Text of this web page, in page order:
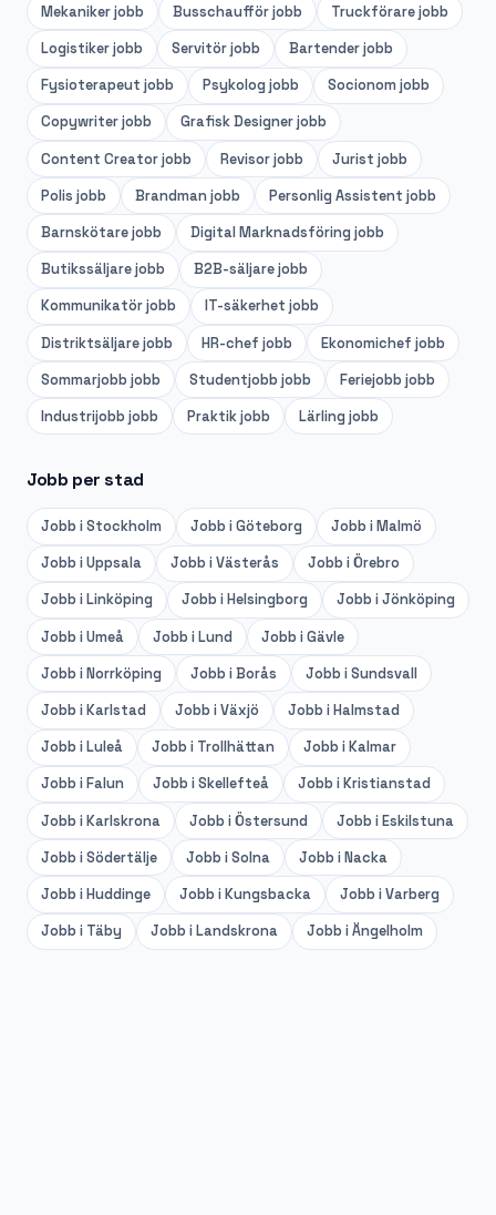
Mekanikerjobb Busschaufförjobb Truckförarejobb
Logistikerjobb Servitörjobb Bartenderjobb
Fysioterapeut jobb Psykolog jobb Socionom jobb
Copywriterjobb Grafisk Designerjobb
Content Creatorjobb Revisorjobb Jurist jobb
Polis jobb Brandman jobb Personlig Assistent jobb
Barnskötarejobb Digital Marknadsföring jobb
Butikssäljarejobb B2B-säljarejobb
Kommunikatörjobb IT-säkerhet jobb
Distriktsäljarejobb HR-chef jobb Ekonomichef jobb
Sommarjobb jobb Studentjobb jobb Feriejobb jobb
Industrijobb jobb Praktikjobb Lärling jobb
Jobb per stad
Jobb iStockholm Jobb iGöteborg Jobb iMalmö
Jobb iUppsala Jobb iVästerås Jobb iÖrebro
Jobb iLinköping Jobb iHelsingborg Jobb iJönköping
Jobb iUmeå Jobb iLund Jobb iGävle
Jobb iNorrköping Jobb iBorås Jobb iSundsvall
Jobb iKarlstad Jobb iVäxjö Jobb iHalmstad
Jobb iLuleå Jobb i Trollhättan Jobb iKalmar
Jobb iFalun Jobb iSkellefteå Jobb iKristianstad
Jobb iKarlskrona Jobb iÖstersund Jobb iEskilstuna
Jobb iSödertälje Jobb iSolna Jobb iNacka
Jobb iHuddinge Jobb iKungsbacka Jobb iVarberg
Jobb i Täby Jobb iLandskrona Jobb iÄngelholm